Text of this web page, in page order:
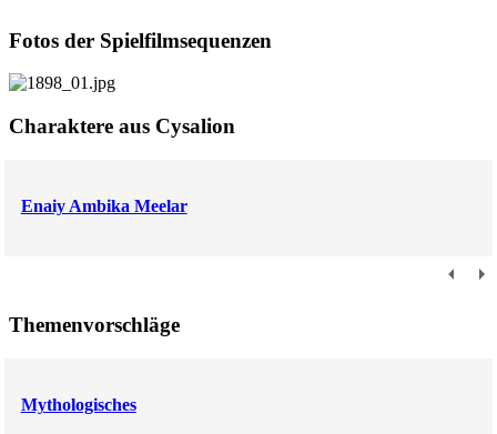
Fotos der Spielfilmsequenzen
Charaktere aus Cysalion
Enaiy Ambika Meelar
Themenvorschläge
Mythologisches